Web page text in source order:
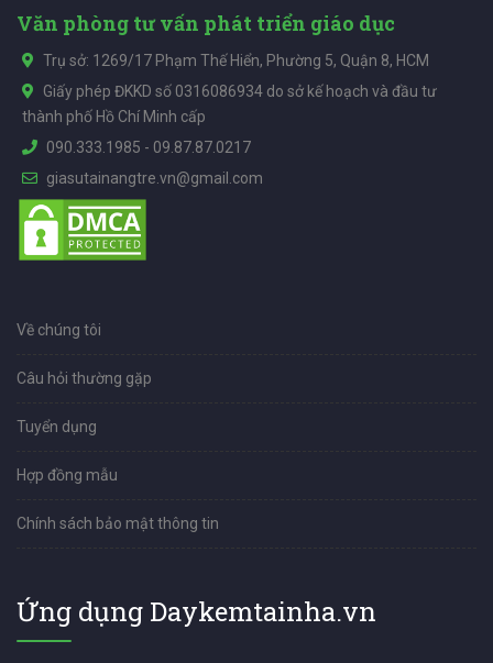
Văn phòng tư vấn phát triển giáo dục
Trụ sở: 1269/17 Phạm Thế Hiển, Phường 5, Quận 8, HCM
Giấy phép ĐKKD số 0316086934 do sở kế hoạch và đầu tư
thành phố Hồ Chí Minh cấp
090.333.1985 - 09.87.87.0217
giasutainangtre.vn@gmail.com
Về chúng tôi
Câu hỏi thường gặp
Tuyển dụng
Hợp đồng mẫu
Chính sách bảo mật thông tin
Ứng dụng Daykemtainha.vn